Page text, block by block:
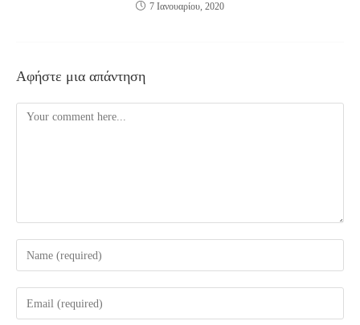
7 Ιανουαρίου, 2020
Αφήστε μια απάντηση
Comment
Enter
your
name
Enter
your